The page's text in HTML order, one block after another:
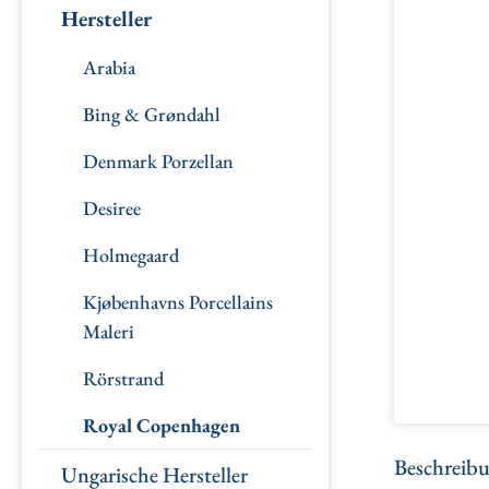
Hersteller
Arabia
Bing & Grøndahl
Denmark Porzellan
Desiree
Holmegaard
Kjøbenhavns Porcellains
Maleri
Rörstrand
Royal Copenhagen
Ungarische Hersteller